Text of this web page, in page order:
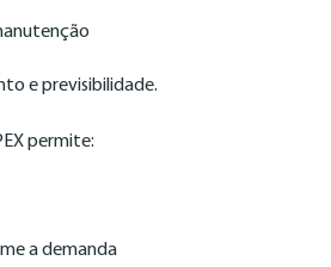
e previsibilidade.
permite:
a demanda